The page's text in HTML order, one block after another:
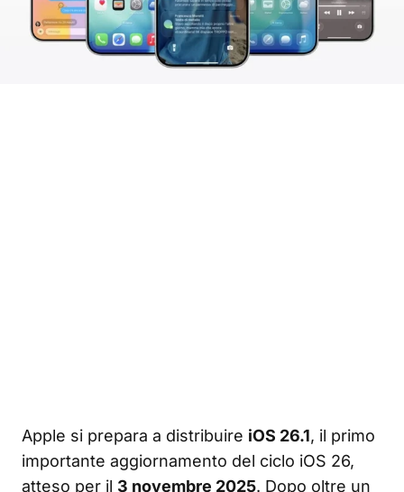
Apple si prepara a distribuire iOS 26.1, il primo
importante aggiornamento del ciclo iOS 26,
atteso per il 3 novembre 2025. Dopo oltre un